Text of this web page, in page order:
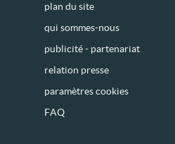
plan du site
qui sommes-nous
publicité - partenariat
relation presse
paramètres cookies
FAQ